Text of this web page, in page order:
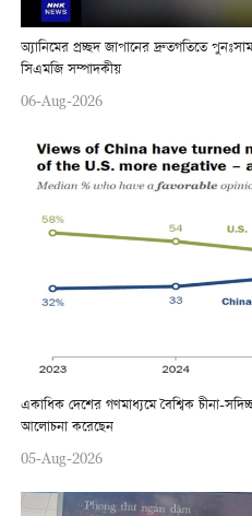
অ্যানিমের প্রচ্ছদ জাপানের দ্রুতগতিতে
সিএমজি সম্পাদকীয়
06-Aug-2026
একাধিক দেশের গণমাধ্যমে বৈশ্বিক চীনা-
আলোচনা করেছেন
05-Aug-2026